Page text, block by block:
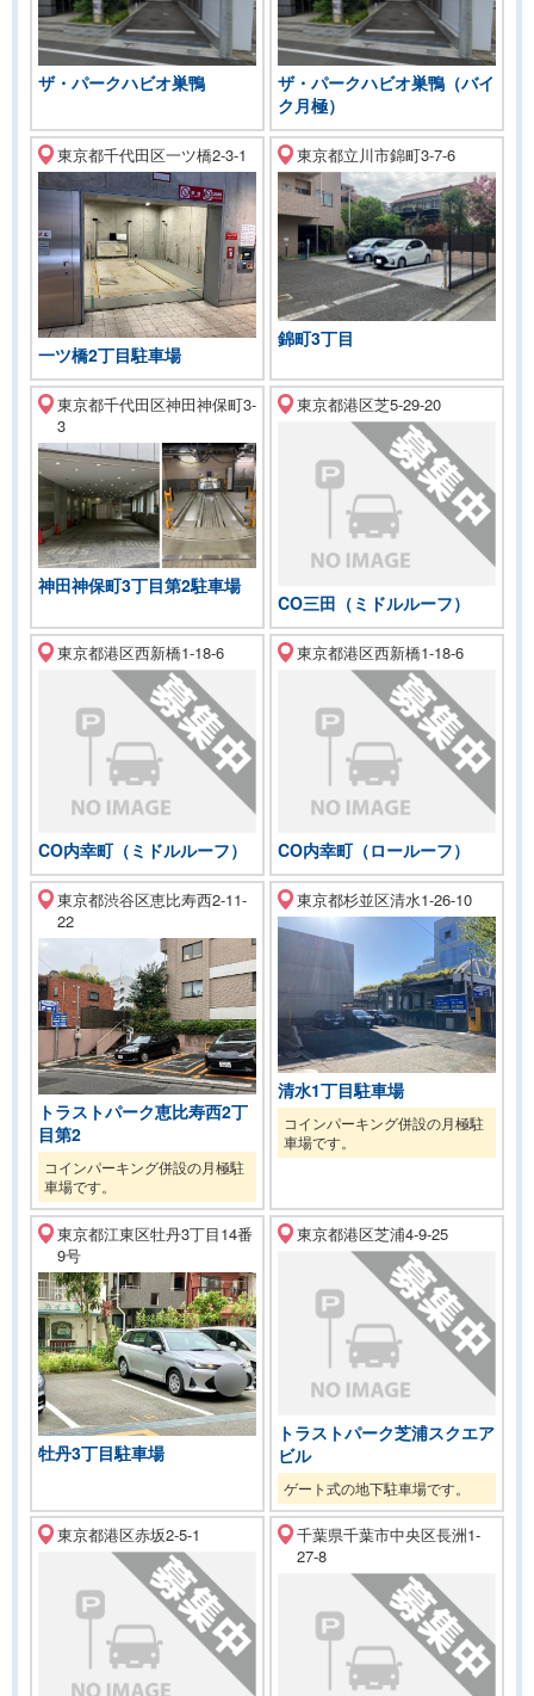
ザ・パークハビオ巣鴨
ザ・パークハビオ巣鴨（バイ
ク月極）
東京都千代田区一ツ橋2-3-1
一ツ橋2丁目駐車場
東京都立川市錦町3-7-6
錦町3丁目
東京都千代田区神田神保町3-
3
神田神保町3丁目第2駐車場
東京都港区芝5-29-20
CO三田（ミドルルーフ）
東京都港区西新橋1-18-6
CO内幸町（ミドルルーフ）
東京都港区西新橋1-18-6
CO内幸町（ロールーフ）
東京都渋谷区恵比寿西2-11-
22
トラストパーク恵比寿西2丁
目第2
コインパーキング併設の月極駐
車場です。
東京都杉並区清水1-26-10
清水1丁目駐車場
コインパーキング併設の月極駐
車場です。
東京都江東区牡丹3丁目14番
9号
牡丹3丁目駐車場
東京都港区芝浦4-9-25
トラストパーク芝浦スクエア
ビル
ゲート式の地下駐車場です。
東京都港区赤坂2-5-1
千葉県千葉市中央区長洲1-
27-8